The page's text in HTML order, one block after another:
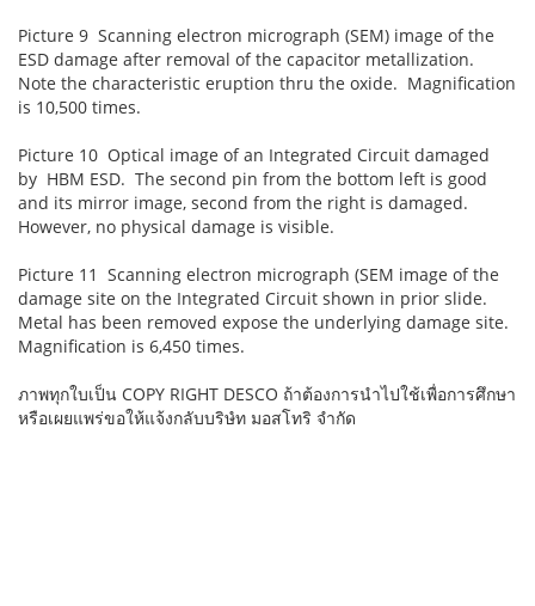
Picture 9 Scanning electron micrograph (SEM) image of the
ESD damage after removal of the capacitor metallization.
Note the characteristic eruption thru the oxide. Magnification
is 10,500 times.
Picture 10 Optical image of an Integrated Circuit damaged
by HBM ESD. The second pin from the bottom left is good
and its mirror image, second from the right is damaged.
However, no physical damage is visible.
Picture 11 Scanning electron micrograph (SEM image of the
damage site on the Integrated Circuit shown in prior slide.
Metal has been removed expose the underlying damage site.
Magnification is 6,450 times.
ภาพทุกใบเป็น COPY RIGHT DESCO ถ้าต้องการนำไปใช้เพื่อการศึกษา
หรือเผยแพร่ขอให้แจ้งกลับบริษํท มอสโทริ จำกัด